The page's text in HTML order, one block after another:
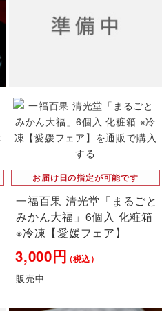
お届け日の指定が可能です
一福百果 清光堂「まるごと
みかん大福」6個入 化粧箱
※冷凍【愛媛フェア】
3,000円 （税込）
販売中